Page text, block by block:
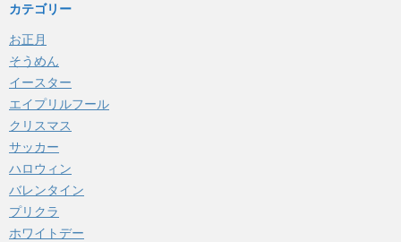
カテゴリー
お正月
そうめん
イースター
エイプリルフール
クリスマス
サッカー
ハロウィン
バレンタイン
プリクラ
ホワイトデー